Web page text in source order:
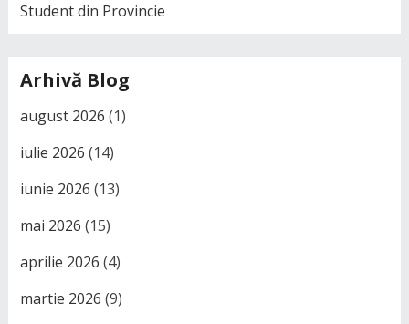
Student din Provincie
Arhivă Blog
august 2026 (1)
iulie 2026 (14)
iunie 2026 (13)
mai 2026 (15)
aprilie 2026 (4)
martie 2026 (9)